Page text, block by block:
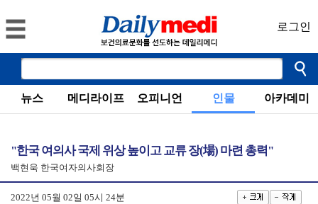
로그인
뉴스 메디라이프 오피니언 인물 아카데미
"한국 여의사 국제 위상 높이고 교류 장(場) 마련 총력"
백현욱 한국여자의사회장
2022년 05월 02일 05시 24분